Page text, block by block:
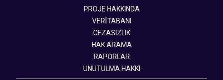
PROJE HAKKINDA
VERİTABANI
CEZASIZLIK
HAK ARAMA
RAPORLAR
UNUTULMA HAKKI